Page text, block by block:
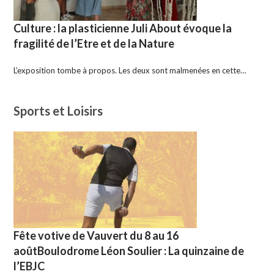
Culture : la plasticienne Juli About évoque la
fragilité de l’Etre et de la Nature
L’exposition tombe à propos. Les deux sont malmenées en cette…
Sports et Loisirs
Fête votive de Vauvert du 8 au 16
aoûtBoulodrome Léon Soulier : La quinzaine de
l’EBJC